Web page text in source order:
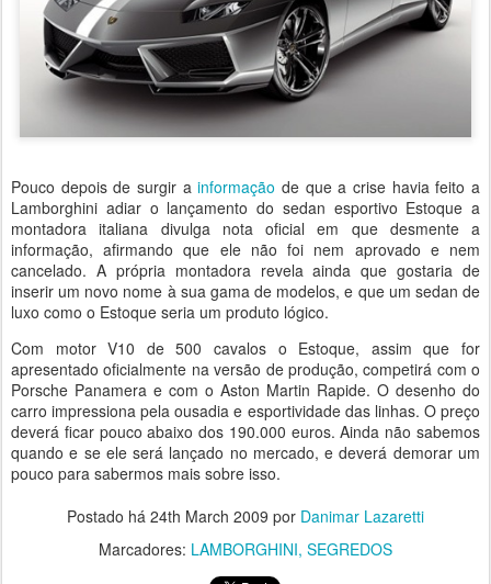
Pouco depois de surgir ainformação de que a crise havia feito a
Lamborghini adiar o lançamento do sedan esportivo Estoque a
montadora italiana divulga nota oficial em que desmente a
informação, afirmando que ele não foi nem aprovado e nem
cancelado. A própria montadora revela ainda que gostaria de
inserir um novo nome à sua gama de modelos, e que um sedan de
luxo como o Estoque seria um produto lógico.
Com motor V10 de 500 cavalos o Estoque, assim que for
apresentado oficialmente na versão de produção, competirá com o
Porsche Panamera e com o Aston Martin Rapide. O desenho do
carro impressiona pela ousadia e esportividade das linhas. O preço
deverá ficar pouco abaixo dos 190.000 euros. Ainda não sabemos
quando e se ele será lançado no mercado, e deverá demorar um
pouco para sabermos mais sobre isso.
Postado há 24th March 2009 por Danimar Lazaretti
Marcadores: LAMBORGHINI SEGREDOS